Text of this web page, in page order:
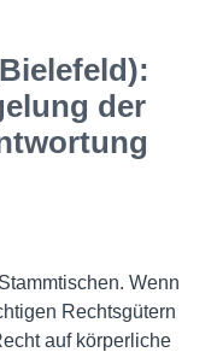
der
Wenn
Rechtsgütern
auf körperliche